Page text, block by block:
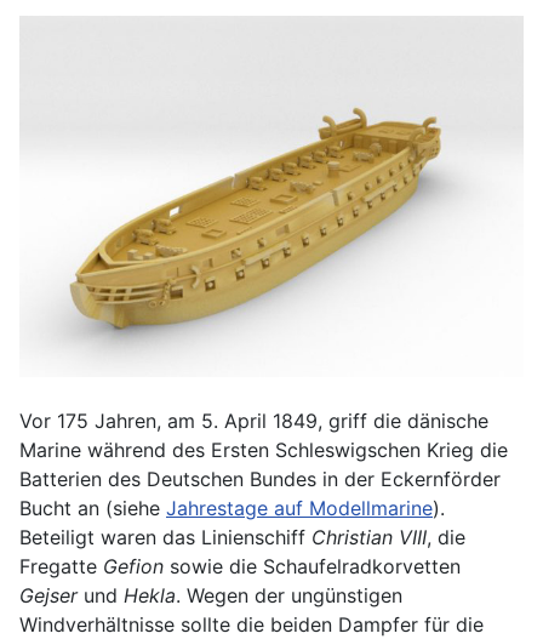
Vor 175 Jahren, am 5. April 1849, griff die dänische
Marine während des Ersten Schleswigschen Krieg die
Batterien des Deutschen Bundes in der Eckernförder
Bucht an (siehe Jahrestage auf Modellmarine).
Beteiligt waren das Linienschiff Christian VIII, die
Fregatte Gefion sowie die Schaufelradkorvetten
Gejserund Hekla. Wegen der ungünstigen
Windverhältnisse sollte die beiden Dampfer für die